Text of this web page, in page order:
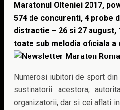
Maratonul Olteniei 2017,
574 de concurenti, 4 probe
distractie – 26 si 27
toate sub melodia oficiala a
Numerosi iubitori de sport
sustinatorii acestora,
organizatorii, dar si cei aflati